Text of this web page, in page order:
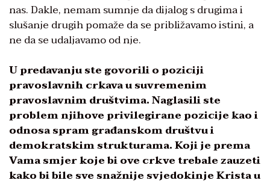
nas. Dakle, nemam sumnje da dijalog s drugima i
slušanje drugih pomaže da se približavamo istini, a
ne da se udaljavamo od nje.
U predavanju ste govorili o poziciji
pravoslavnih crkava u suvremenim
pravoslavnim društvima. Naglasili ste
problem njihove privilegirane pozicije kao i
odnosa spram građanskom društvu i
demokratskim strukturama. Koji je prema
Vama smjer koje bi ove crkve trebale zauzeti
kako bi bile sve snažnije svjedokinje Krista u